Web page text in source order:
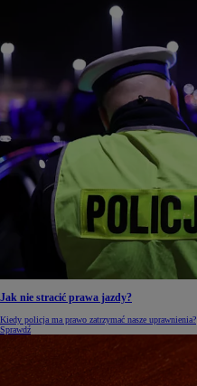
Jak nie stracić prawa jazdy?
Kiedy policja ma prawo zatrzymać nasze uprawnienia?
Sprawdź